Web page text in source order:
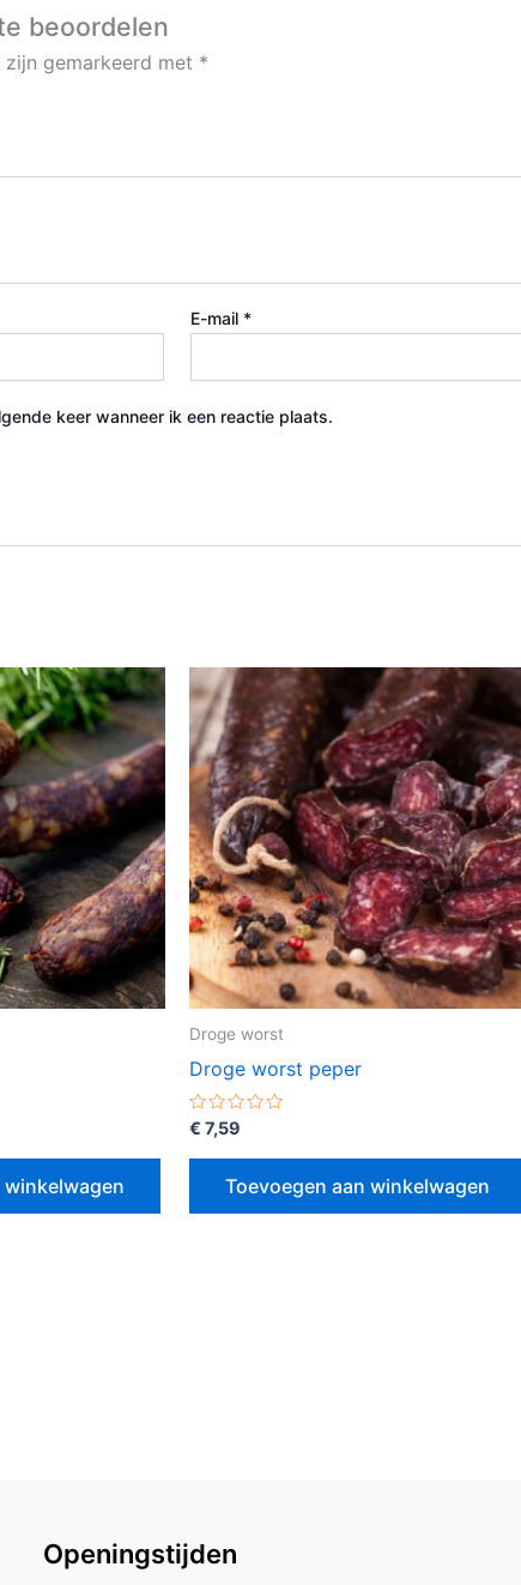
beoordelen
gemarkeerd met *
E-mail *
keer wanneer ik een reactie plaats.
winkelwagen
Droge worst
Droge worst peper
Gewaardeerd
uit
€ 7,59
Toevoegen aan winkelwagen
Openingstijden